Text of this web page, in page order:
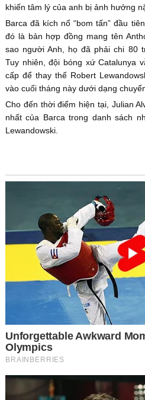
khiến tâm lý của anh bị ảnh hưởng
Barca đã kích nổ “bom tấn” đầu
đó là bản hợp đồng mang tên
sao người Anh, họ đã phải chi 80
Tuy nhiên, đội bóng xứ Catalunya
cấp để thay thế Robert
vào cuối tháng này dưới dạng
Cho đến thời điểm hiện tại, Julian
nhất của Barca trong danh sách
Lewandowski.